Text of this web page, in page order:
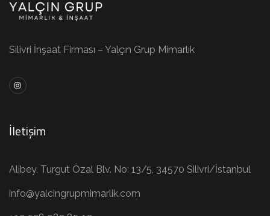
Silivri İnşaat Firması – Yalçın Grup Mimarlık
İletişim
Alibey, Turgut Özal Blv. No: 13/5, 34570 Silivri/İstanbul
info@yalcingrupmimarlik.com